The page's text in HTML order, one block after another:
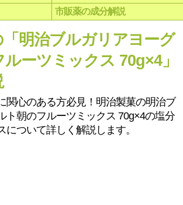
市販薬の成分解説
明治ブルガリアヨーグ
ーツミックス 70g×4」
関心のある方必見！明治製菓の明治ブ
ト朝のフルーツミックス 70g×4の塩分
について詳しく解説します。